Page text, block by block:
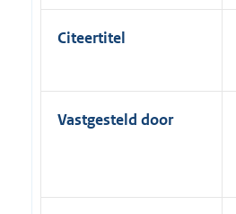
Citeertitel
Vastgesteld door